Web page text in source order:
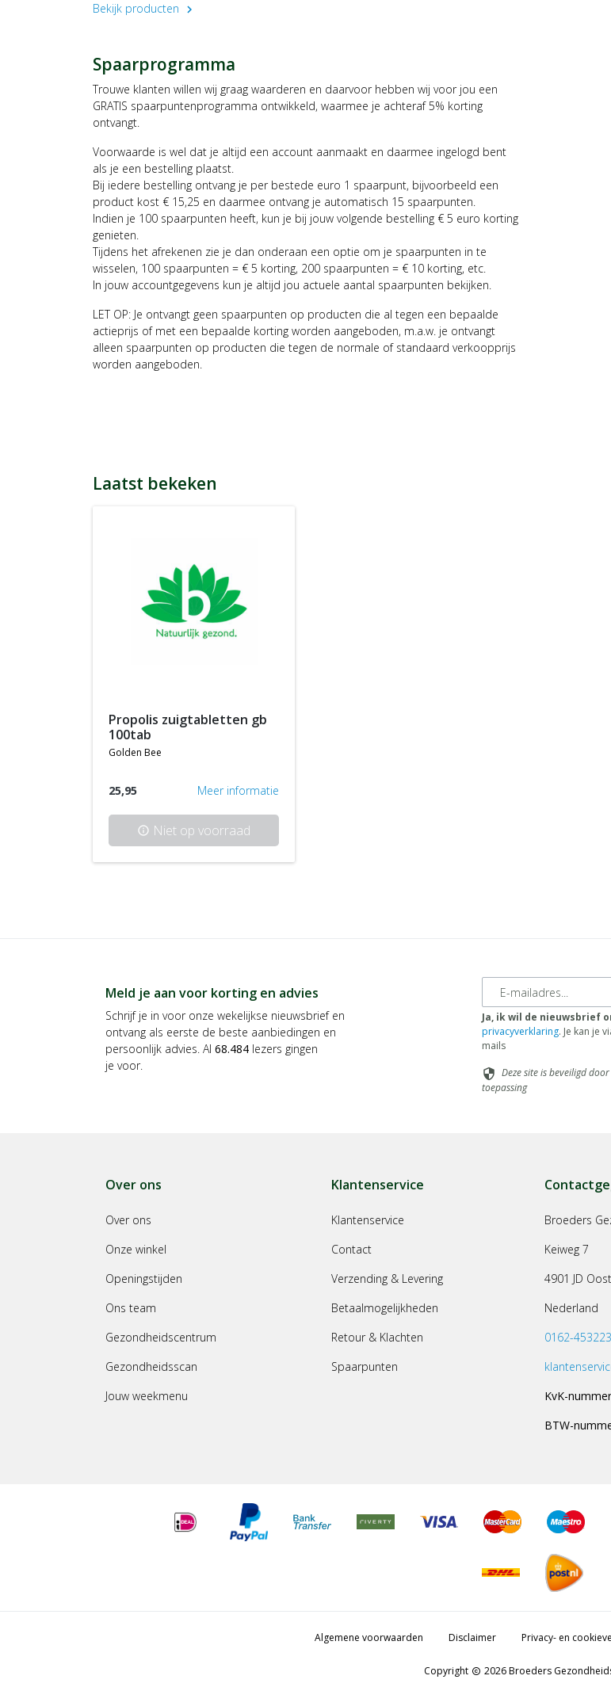
Bekijk producten
chevron_right
Spaarprogramma
Trouwe klanten willen wij graag waarderen en daarvoor hebben wij voor jou een
GRATIS spaarpuntenprogramma ontwikkeld, waarmee je achteraf 5% korting
ontvangt.
Voorwaarde is wel dat je altijd een account aanmaakt en daarmee ingelogd bent
als je een bestelling plaatst.
Bij iedere bestelling ontvang je per bestede euro 1 spaarpunt, bijvoorbeeld een
product kost € 15,25 en daarmee ontvang je automatisch 15 spaarpunten.
Indien je 100 spaarpunten heeft, kun je bij jouw volgende bestelling € 5 euro korting
genieten.
Tijdens het afrekenen zie je dan onderaan een optie om je spaarpunten in te
wisselen, 100 spaarpunten = € 5 korting, 200 spaarpunten = € 10 korting, etc.
In jouw accountgegevens kun je altijd jou actuele aantal spaarpunten bekijken.
LET OP: Je ontvangt geen spaarpunten op producten die al tegen een bepaalde
actieprijs of met een bepaalde korting worden aangeboden, m.a.w. je ontvangt
alleen spaarpunten op producten die tegen de normale of standaard verkoopprijs
worden aangeboden.
Laatst bekeken
propolis zuigtabletten gb
100tab
golden bee
25,95 Meer informatie
info Niet op voorraad
Meld je aan voor korting en advies
Schrijf je in voor onze wekelijkse nieuwsbrief en
ontvang als eerste de beste aanbiedingen en
persoonlijk advies. Al 68.484 lezers gingen
je voor.
E-mailadres
Ja, ik wil de nieuwsbrief
privacyverklaring. Je kan je
mails
security Deze site is beveiligd door
toepassing
Over ons
Over ons
Onze winkel
Openingstijden
Ons team
Gezondheidscentrum
Gezondheidsscan
Jouw weekmenu
Klantenservice
Klantenservice
Contact
Verzending & Levering
Betaalmogelijkheden
Retour & Klachten
Spaarpunten
Broeders
Keiweg 7
4901 JD
Nederland
0162-453223
KvK-
BTW-
Algemene voorwaarden Disclaimer Privacy- en
Copyright copyright 2026 Broeders